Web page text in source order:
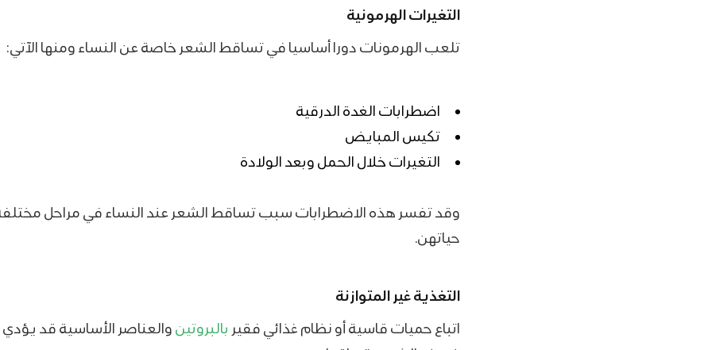
التغيرات الهرمونية
تلعب الهرمونات دورا أساسيا في تساقط الشعر خاصة عن النساء ومنها الآتي:
اضطرابات الغدة الدرقية
تكيس المبايض
التغيرات خلال الحمل وبعد الولادة
وقد تفسر هذه الاضطرابات ​سبب تساقط الشعر عند النساء​ في مراحل
حياتهن.
التغذية غير المتوازنة
اتباع حميات قاسية أو نظام غذائي فقير بالبروتين والعناصر الأساسية قد يؤدي